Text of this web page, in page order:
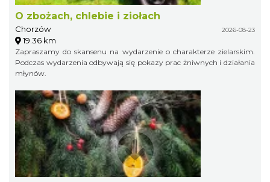
O zbożach, chlebie i ziołach
Chorzów 2026-08-23
19.36 km
Zapraszamy do skansenu na wydarzenie o charakterze zielarskim.
Podczas wydarzenia odbywają się pokazy prac żniwnych i działania
młynów.